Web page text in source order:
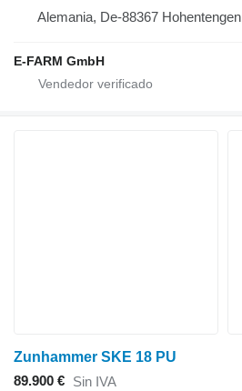
Alemania, De-88367 Hohentengen
E-FARM GmbH
Zunhammer SKE 18 PU
89.900 € Sin IVA